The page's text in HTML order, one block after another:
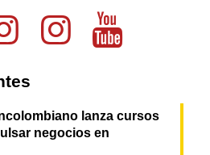
lanza cursos
negocios en